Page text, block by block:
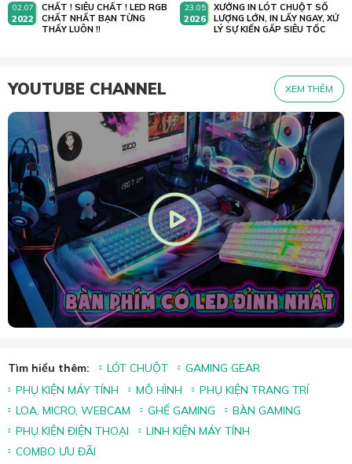
02.07
2022
CHẤT ! SIÊU CHẤT ! LED RGB
CHẤT NHẤT BẠN TỪNG
THẤY LUÔN !!
23.05
2026
XƯỞNG IN LÓT CHUỘT SỐ
LƯỢNG LỚN, IN LẤY NGAY, XỬ
LÝ SỰ KIẾN GẤP SIÊU TỐC
YOUTUBE CHANNEL XEM THÊM
Tìm hiểu thêm: LÓT CHUỘT
GAMING GEAR
PHỤ KIỆN MÁY TÍNH
MÔ HÌNH
PHỤ KIỆN TRANG TRÍ
LOA, MICRO, WEBCAM
GHẾ GAMING
BÀN GAMING
PHỤ KIỆN ĐIỆN THOẠI
LINH KIỆN MÁY TÍNH
COMBO ƯU ĐÃI